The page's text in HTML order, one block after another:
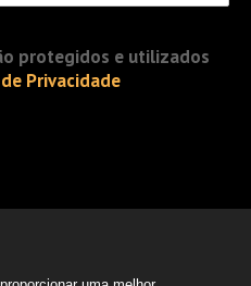
protegidos e utilizados
Privacidade